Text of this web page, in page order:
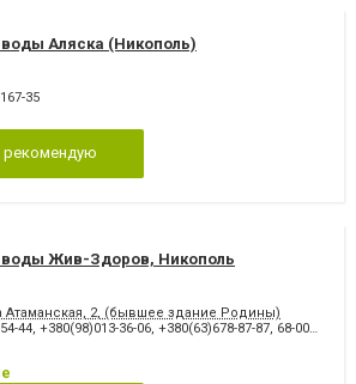
Аляска (Никополь)
35
рекомендую
воды Жив-Здоров, Никополь
Атаманская, 2, (бывшее здание Родины)
44, +380(98)013-36-06, +380(63)678-87-87, 68-00-00